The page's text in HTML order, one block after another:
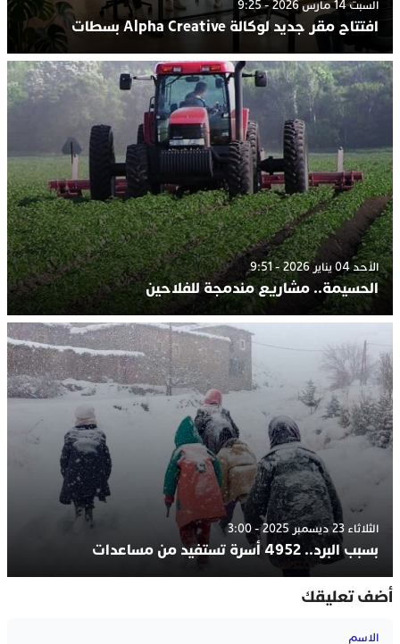
السبت 14 مارس 2026 - 9:25
افتتاح مقر جديد لوكالة Alpha Creative بسطات
الأحد 04 يناير 2026 - 9:51
الحسيمة.. مشاريع مندمجة للفلاحين
الثلاثاء 23 ديسمبر 2025 - 3:00
بسبب البرد.. 4952 أسرة تستفيد من مساعدات
أضف تعليقك